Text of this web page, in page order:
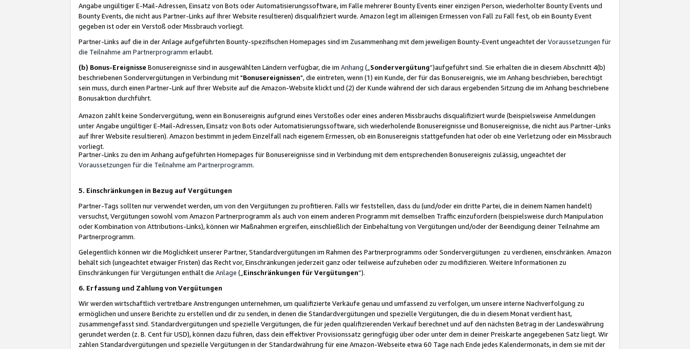
Angabe ungültiger E-Mail-Adressen, Einsatz von Bots oder Automatisierungssoftware, im Falle mehrerer Bounty Events einer einzigen Person, wiederholter Bounty Events und
Bounty Events, die nicht aus Partner-Links auf Ihrer Website resultieren) disqualifiziert wurde. Amazon legt im alleinigen Ermessen von Fall zu Fall fest, ob ein Bounty Event
gegeben ist oder ein Verstoß oder Missbrauch vorliegt.
Partner-Links auf die in der Anlage aufgeführten Bounty-spezifischen Homepages sind im Zusammenhang mit dem jeweiligen Bounty-Event ungeachtet derVoraussetzungen für
die Teilnahme am Partnerprogramm erlaubt.
(b) Bonus-Ereignisse Bonusereignisse sind in ausgewählten Ländern verfügbar, die im Anhang („ Sondervergütung“)aufgeführt sind. Sie erhalten die in diesem Abschnitt 4(b)
beschriebenen Sondervergütungen in Verbindung mit "Bonusereignissen", die eintreten, wenn (1) ein Kunde, der für das Bonusereignis, wie im Anhang beschrieben, berechtigt
sein muss, durch einen Partner-Link auf Ihrer Website auf die Amazon-Website klickt und (2) der Kunde während der sich daraus ergebenden Sitzung die im Anhang beschriebene
Bonusaktion durchführt.
Amazon zahlt keine Sondervergütung, wenn ein Bonusereignis aufgrund eines Verstoßes oder eines anderen Missbrauchs disqualifiziert wurde (beispielsweise Anmeldungen
unter Angabe ungültiger E-Mail-Adressen, Einsatz von Bots oder Automatisierungssoftware, sich wiederholende Bonusereignisse und Bonusereignisse, die nicht aus Partner-Links
auf Ihrer Website resultieren). Amazon bestimmt in jedem Einzelfall nach eigenem Ermessen, ob ein Bonusereignis stattgefunden hat oder ob eine Verletzung oder ein Missbrauch
vorliegt.
Partner-Links zu den im Anhang aufgeführten Homepages für Bonusereignisse sind in Verbindung mit dem entsprechenden Bonusereignis zulässig, ungeachtet der
Voraussetzungen für die Teilnahme am Partnerprogramm.
5. Einschränkungen in Bezug auf Vergütungen
Partner-Tags sollten nur verwendet werden, um von den Vergütungen zu profitieren. Falls wir feststellen, dass du (und/oder ein dritte Partei, die in deinem Namen handelt)
versuchst, Vergütungen sowohl vom Amazon Partnerprogramm als auch von einem anderen Programm mit demselben Traffic einzufordern (beispielsweise durch Manipulation
oder Kombination von Attributions-Links), können wir Maßnahmen ergreifen, einschließlich der Einbehaltung von Vergütungen und/oder der Beendigung deiner Teilnahme am
Partnerprogramm.
Gelegentlich können wir die Möglichkeit unserer Partner, Standardvergütungen im Rahmen des Partnerprogramms oder Sondervergütungen zu verdienen, einschränken. Amazon
behält sich (ungeachtet etwaiger Fristen) das Recht vor, Einschränkungen jederzeit ganz oder teilweise aufzuheben oder zu modifizieren. Weitere Informationen zu
Einschränkungen für Vergütungen enthält die Anlage („ Einschränkungen für Vergütungen“).
6. Erfassung und Zahlung von Vergütungen
Wir werden wirtschaftlich vertretbare Anstrengungen unternehmen, um qualifizierte Verkäufe genau und umfassend zu verfolgen, um unsere interne Nachverfolgung zu
ermöglichen und unsere Berichte zu erstellen und dir zu senden, in denen die Standardvergütungen und spezielle Vergütungen, die du in diesem Monat verdient hast,
zusammengefasst sind. Standardvergütungen und spezielle Vergütungen, die für jeden qualifizierenden Verkauf berechnet und auf den nächsten Betrag in der Landeswährung
gerundet werden (z. B. Cent für USD), können dazu führen, dass dein effektiver Provisionssatz geringfügig über oder unter dem in deiner Preiskarte angegebenen Satz liegt. Wir
zahlen Standardvergütungen und spezielle Vergütungen in der Standardwährung für eine Amazon-Webseite etwa 60 Tage nach Ende jedes Kalendermonats, in dem sie mit der